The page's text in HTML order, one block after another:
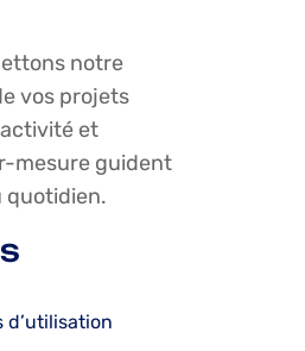
notre
vos projets
et
mesure guident
quotidien.
d’utilisation